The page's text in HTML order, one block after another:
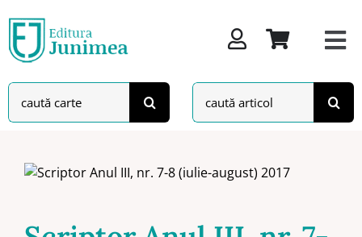
to
content
Search
for:
Search
for: